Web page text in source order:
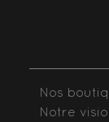
Nos
Notre